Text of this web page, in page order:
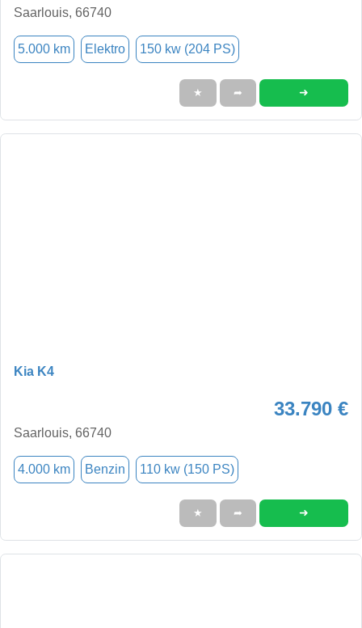
Saarlouis, 66740
5.000 km Elektro 150 kw (204 PS)
★ ➦ ➜
Kia K4
33.790 €
Saarlouis, 66740
4.000 km Benzin 110 kw (150 PS)
★ ➦ ➜